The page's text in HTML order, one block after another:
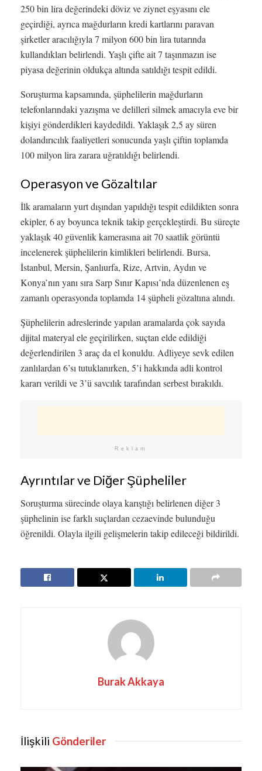
250 bin lira değerindeki döviz ve ziynet eşyasını ele
geçirdiği, ayrıca mağdurların kredi kartlarını paravan
şirketler aracılığıyla 7 milyon 600 bin lira tutarında
kullandıkları belirlendi. Yaşlı çifte ait 7 taşınmazın ise
piyasa değerinin oldukça altında satıldığı tespit edildi.
Soruşturma kapsamında, şüphelilerin mağdurların
telefonlarındaki yazışma ve delilleri silmek amacıyla eve bir
kişiyi gönderdikleri kaydedildi. Yaklaşık 2,5 ay süren
dolandırıcılık faaliyetleri sonucunda yaşlı çiftin toplamda
100 milyon lira zarara uğratıldığı belirlendi.
Operasyon ve Gözaltılar
İlk aramaların yurt dışından yapıldığı tespit edildikten sonra
ekipler, 6 ay boyunca teknik takip gerçekleştirdi. Bu süreçte
yaklaşık 40 güvenlik kamerasına ait 70 saatlik görüntü
incelenerek şüphelilerin kimlikleri belirlendi. Bursa,
İstanbul, Mersin, Şanlıurfa, Rize, Artvin, Aydın ve
Konya’nın yanı sıra Sarp Sınır Kapısı’nda düzenlenen eş
zamanlı operasyonda toplamda 14 şüpheli gözaltına alındı.
Şüphelilerin adreslerinde yapılan aramalarda çok sayıda
dijital materyal ele geçirilirken, suçtan elde edildiği
değerlendirilen 3 araç da el konuldu. Adliyeye sevk edilen
zanlılardan 6’sı tutuklanırken, 5’i hakkında adli kontrol
kararı verildi ve 3’ü savcılık tarafından serbest bırakıldı.
Reklam
Ayrıntılar ve Diğer Şüpheliler
Soruşturma sürecinde olaya karıştığı belirlenen diğer 3
şüphelinin ise farklı suçlardan cezaevinde bulunduğu
öğrenildi. Olayla ilgili gelişmelerin takip edileceği bildirildi.
Burak Akkaya
İlişkili Gönderiler